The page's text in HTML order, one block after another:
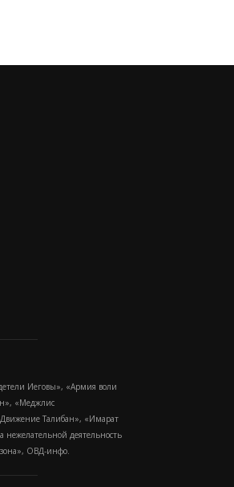
Иеговы», «Армия воли
«Меджлис
Талибан», «Имарат
деятельность
ОВД-инфо.